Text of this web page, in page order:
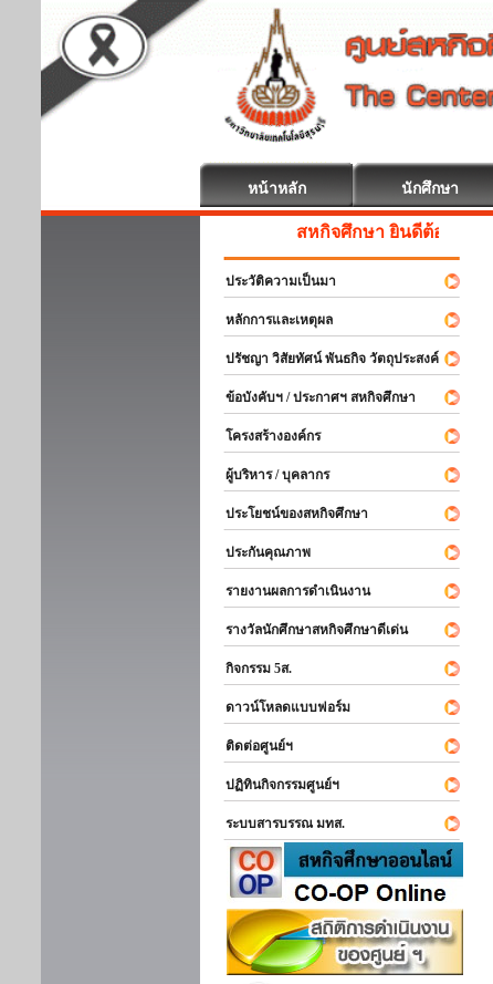
หน้าหลัก นักศึกษา
สหกิจศึกษา ยินดีต้อนรับ
ประวัติความเป็นมา
หลักการและเหตุผล
ปรัชญา วิสัยทัศน์ พันธกิจ วัตถุประสงค์
ข้อบังคับฯ / ประกาศฯ สหกิจศึกษา
โครงสร้างองค์กร
ผู้บริหาร / บุคลากร
ประโยชน์ของสหกิจศึกษา
ประกันคุณภาพ
รายงานผลการดำเนินงาน
รางวัลนักศึกษาสหกิจศึกษาดีเด่น
กิจกรรม 5ส.
ดาวน์โหลดแบบฟอร์ม
ติดต่อศูนย์ฯ
ปฏิทินกิจกรรมศูนย์ฯ
ระบบสารบรรณ มทส.